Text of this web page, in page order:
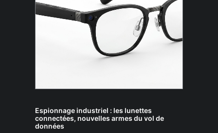
Espionnage industriel : les lunettes
connectées, nouvelles armes du vol de
données